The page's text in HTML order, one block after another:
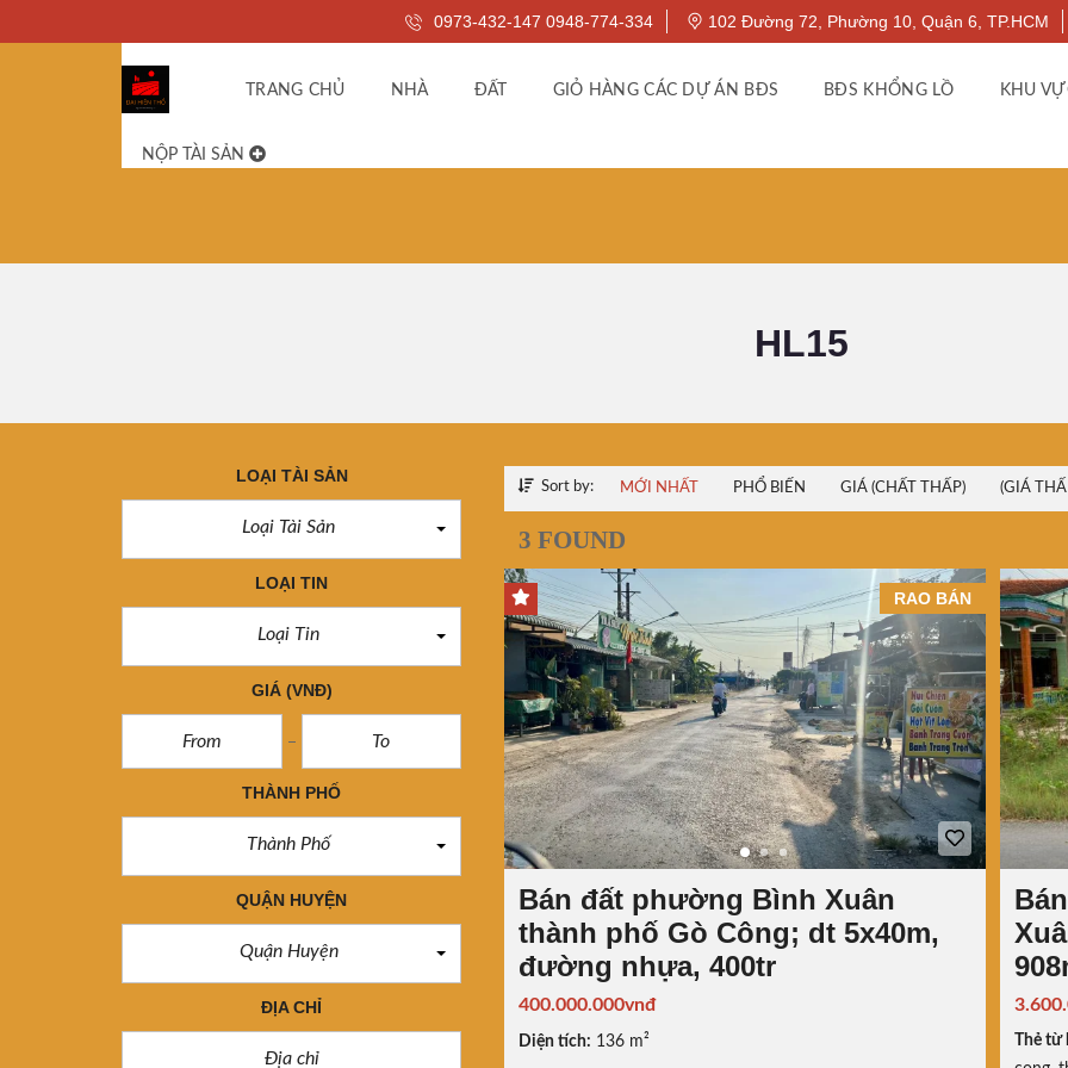
0973-432-147 0948-774-334 102 Đường 72, Phường 10, Quận 6, TP.HCM
TRANG CHỦ NHÀ ĐẤT GIỎ HÀNG CÁC DỰ ÁN BĐS BĐS KHỔNG LỒ KHU
NỘP TÀI SẢN
HL15
LOẠI TÀI SẢN
Loại Tài Sản
LOẠI TIN
Loại Tin
GIÁ (VNĐ)
THÀNH PHỐ
Thành Phố
QUẬN HUYỆN
Quận Huyện
ĐỊA CHỈ
Sort by: MỚI NHẤT PHỔ BIẾN GIÁ (CHẤT THẤP) (GIÁ
3 FOUND
RAO BÁN
Bán đất phường Bình Xuân
thành phố Gò Công; dt 5x40m,
đường nhựa, 400tr
400.000.000vnđ
Diện tích: 136 m²
Thẻ từ